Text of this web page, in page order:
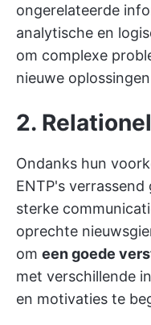
ongerelateerde
analytische en
om complexe
nieuwe
2.
Ondanks hun
ENTP's
sterke
oprechte
om een goede
met verschillende
en motivaties te